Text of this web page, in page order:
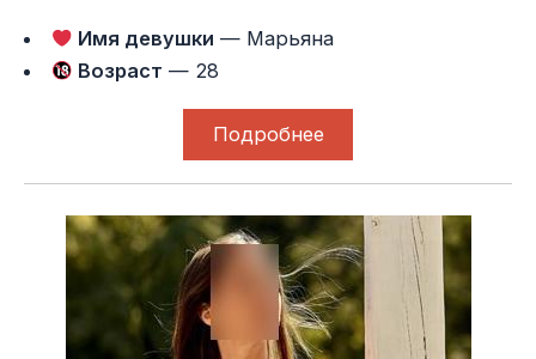
Имя девушки — Марьяна
Возраст — 28
Подробнее